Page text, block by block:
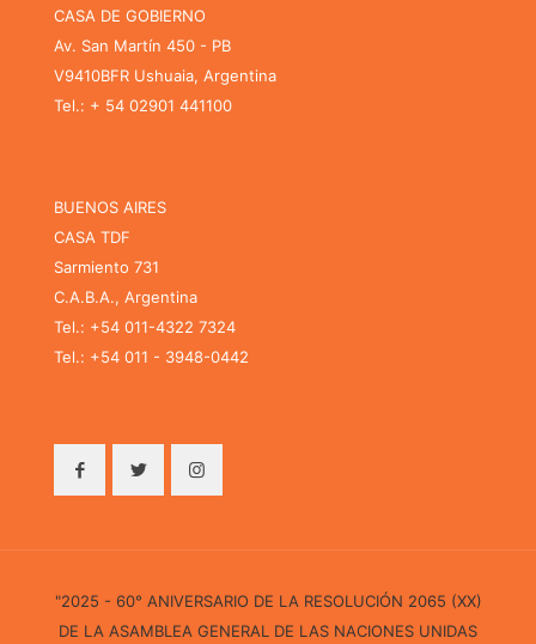
CASA DE GOBIERNO
Av. San Martín 450 - PB
V9410BFR Ushuaia, Argentina
Tel.: + 54 02901 441100
BUENOS AIRES
CASA TDF
Sarmiento 731
C.A.B.A., Argentina
Tel.: +54 011-4322 7324
Tel.: +54 011 - 3948-0442
"2025 - 60° ANIVERSARIO DE LA RESOLUCIÓN 2065 (XX)
DE LA ASAMBLEA GENERAL DE LAS NACIONES UNIDAS